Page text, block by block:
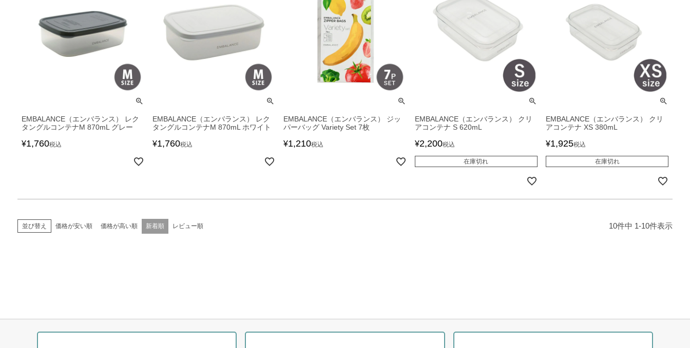
EMBALANCE（エンバランス） レク
タングルコンテナM 870mL グレー
¥1,760税込
EMBALANCE（エンバランス） レク
タングルコンテナM 870mL ホワイト
¥1,760税込
EMBALANCE（エンバランス） ジッ
パーバッグ Variety Set 7枚
¥1,210税込
EMBALANCE（エンバランス） クリ
アコンテナ S 620mL
¥2,200税込
在庫切れ
EMBALANCE（エンバランス） クリ
アコンテナ XS 380mL
¥1,925税込
在庫切れ
並び替え 価格が安い順 価格が高い順 新着順 レビュー順 10件中 1-10件表示